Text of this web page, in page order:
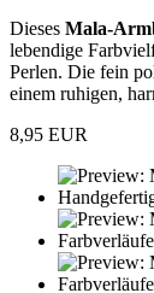
Dieses Mala-
lebendige
Perlen. Die fein
einem ruhigen,
8,95 EUR